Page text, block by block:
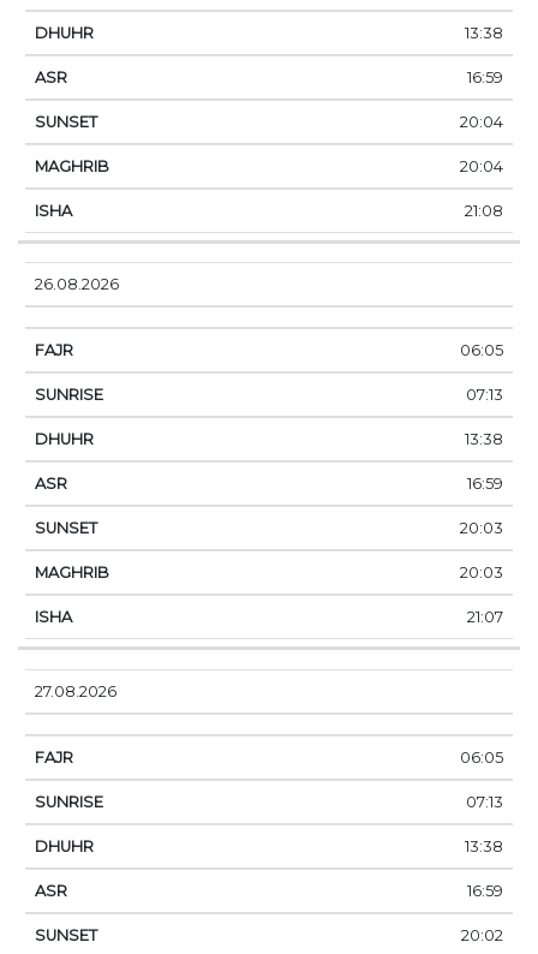
13:38
16:59
20:04
20:04
21:08
26.08.2026
06:05
07:13
13:38
16:59
20:03
20:03
21:07
27.08.2026
06:05
07:13
13:38
16:59
20:02